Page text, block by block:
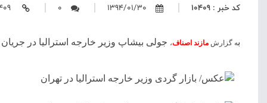
کد خبر : 10409 1394/01/30
0
به گزارش مازند اصناف، جولی بیشاپ وزیر خارجه استرالیا در